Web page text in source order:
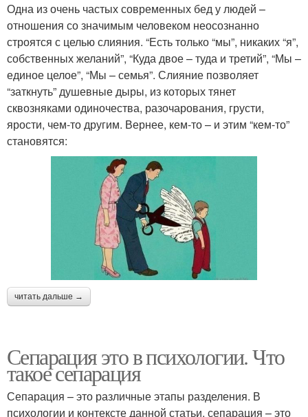
Одна из очень частых современных бед у людей –
отношения со значимым человеком неосознанно
строятся с целью слияния. “Есть только “мы”, никаких “я”,
собственных желаний”, “Куда двое – туда и третий”, “Мы –
единое целое”, “Мы – семья”. Слияние позволяет
“заткнуть” душевные дыры, из которых тянет
сквозняками одиночества, разочарования, грусти,
ярости, чем-то другим. Вернее, кем-то – и этим “кем-то”
становятся:
читать дальше →
Сепарация это в психологии. Что
такое сепарация
Сепарация – это различные этапы разделения. В
психологии и контексте данной статьи, сепарация – это